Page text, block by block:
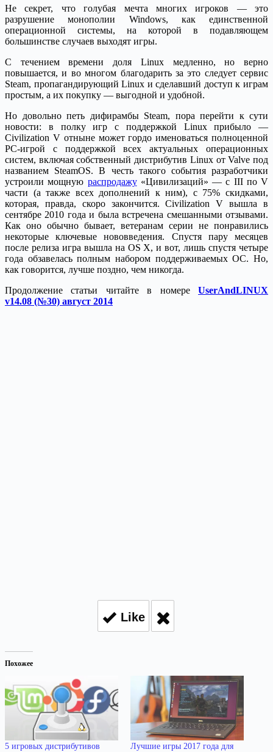
Не секрет, что голубая мечта многих игроков — это
разрушение монополии Windows, как единственной
операционной системы, на которой в подавляющем
большинстве случаев выходят игры.
С течением времени доля Linux медленно, но верно
повышается, и во многом благодарить за это следует сервис
Steam, пропагандирующий Linux и сделавший доступ к играм
простым, а их покупку — выгодной и удобной.
Но довольно петь дифирамбы Steam, пора перейти к сути
новости: в полку игр с поддержкой Linux прибыло —
Civilization V отныне может гордо именоваться полноценной
PC-игрой с поддержкой всех актуальных операционных
систем, включая собственный дистрибутив Linux от Valve под
названием SteamOS. В честь такого события разработчики
устроили мощную распродажу«Цивилизаций» — с III по V
части (а также всех дополнений к ним), с 75% скидками,
которая, правда, скоро закончится. Civilization V вышла в
сентябре 2010 года и была встречена смешанными отзывами.
Как оно обычно бывает, ветеранам серии не понравились
некоторые ключевые нововведения. Спустя пару месяцев
после релиза игра вышла на OS X, и вот, лишь спустя четыре
года обзавелась полным набором поддерживаемых ОС. Но,
как говорится, лучше поздно, чем никогда.
Продолжение статьи читайте в номере
UserAndLINUX
v14.08 (№30) август 2014
Like
Похожее
5 игровых дистрибутивов Лучшие игры 2017 года для